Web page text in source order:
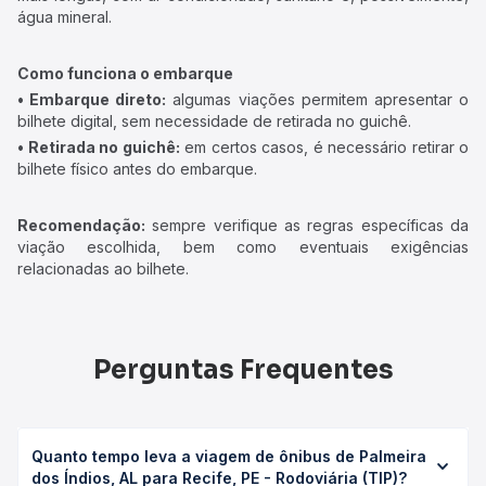
água mineral.
Como funciona o embarque
• Embarque direto: algumas viações permitem apresentar o
bilhete digital, sem necessidade de retirada no guichê.
• Retirada no guichê: em certos casos, é necessário retirar o
bilhete físico antes do embarque.
Recomendação: sempre verifique as regras específicas da
viação escolhida, bem como eventuais exigências
relacionadas ao bilhete.
Perguntas Frequentes
Quanto tempo leva a viagem de ônibus de Palmeira
dos Índios, AL para Recife, PE - Rodoviária (TIP)?